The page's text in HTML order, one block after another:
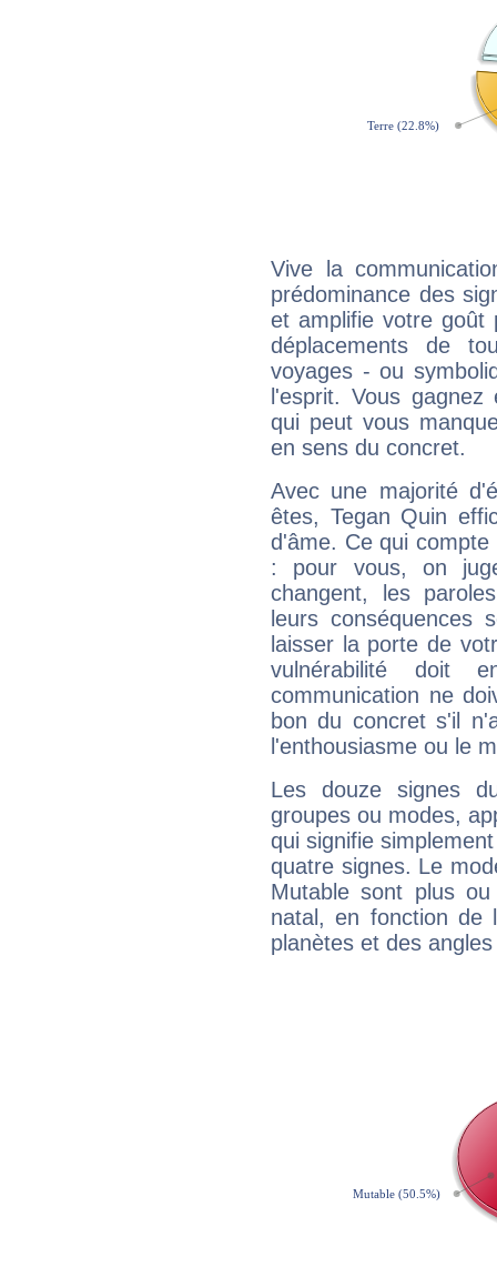
Vive la
prédominance des
et amplifie votre goût
déplacements de
voyages - ou
l'esprit. Vous
qui peut vous
en sens du concret.
Avec une majorité
êtes, Tegan Quin
d'âme. Ce qui
: pour vous, on
changent, les
leurs conséquences
laisser la porte de
vulnérabilité doit
communication ne
bon du concret s'il
l'enthousiasme ou le
Les douze signes
groupes ou modes,
qui signifie
quatre signes. Le
Mutable sont plus
natal, en fonction de
planètes et des